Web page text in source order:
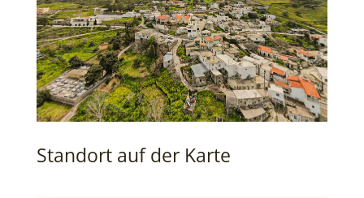
Standort auf der Karte